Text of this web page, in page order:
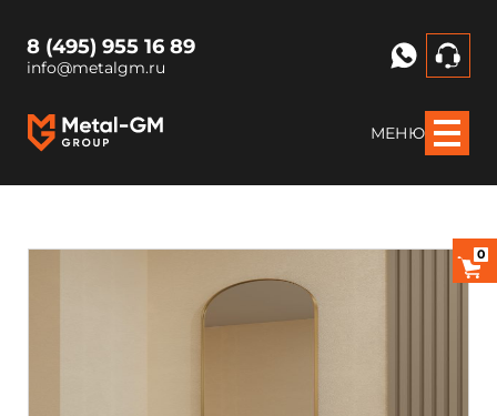
8 (495) 955 16 89
info@metalgm.ru
МЕНЮ
0